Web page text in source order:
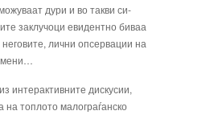
дури и во такви си­
заклучоци евидентно биваа
лични опсервации на
интерактивните диску­сии,
топлото малограѓанско